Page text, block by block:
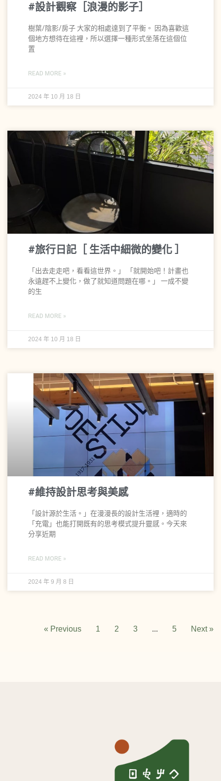
#設計觀察［浪漫的影子］
樹葉/陰影/房子 大家的相處達到了平衡。 因為喜歡這
個地方想待在這裡，所以選擇一種形式坐落在這個位
置
READ MORE »
2024 年 10 月 18 日
#旅行日記［ 生活中細微的變化 ］
「出去走走吧，看看這世界。」 「就開始吧！計畫也
永遠趕不上變化，做了就知道問題在哪。」 一成不變
的生
READ MORE »
2024 年 10 月 18 日
#維持設計思考與美感
「設計源於生活。」在漫漫長的設計生活裡，適時的
「充電」也能打開既有的思考模式提升靈感。今天來
分享近期
READ MORE »
2024 年 9 月 8 日
« Previous 1 2 3 ... 5 Next »